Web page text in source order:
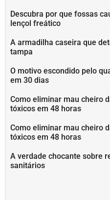
Descubra por que fossas
lençol freático
A armadilha caseira que
tampa
O motivo escondido pelo
em 30 dias
Como eliminar mau cheiro
tóxicos em 48 horas
Como eliminar mau cheiro
tóxicos em 48 horas
A verdade chocante sobre
sanitários